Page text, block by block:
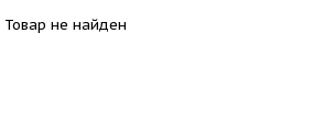
Товар не найден